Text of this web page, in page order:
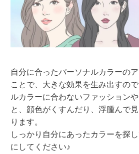
自分に合ったパーソナルカラーの
ことで、大きな効果を生み出すの
ルカラーに合わないファッション
と、顔色がくすんだり、浮腫んで
ります。
しっかり自分にあったカラーを探
にしてください♪